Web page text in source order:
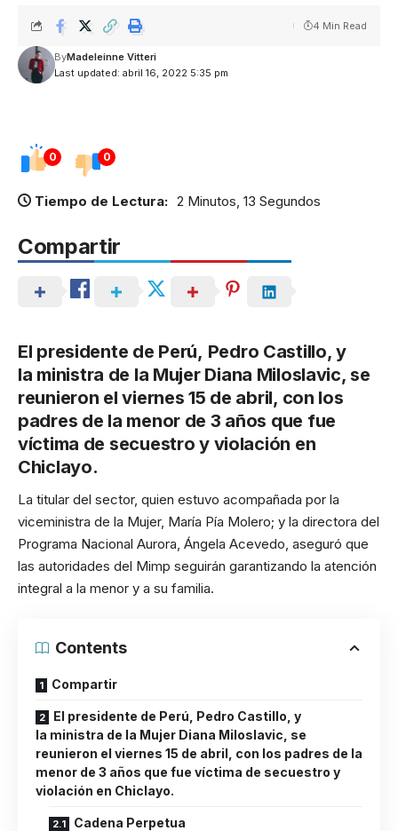
Last updated: abril 16, 2022 5:35 pm
ByMadeleinne Vitteri
4 Min Read
0 0
Tiempo de Lectura: 2 Minutos, 13 Segundos
Compartir
El presidente de Perú, Pedro Castillo, y
la ministra de la Mujer Diana Miloslavic, se
reunieron el viernes 15 de abril, con los
padres de la menor de 3 años que fue
víctima de secuestro y violación en
Chiclayo.
La titular del sector, quien estuvo acompañada por la
viceministra de la Mujer, María Pía Molero; y la directora del
Programa Nacional Aurora, Ángela Acevedo, aseguró que
las autoridades del Mimp seguirán garantizando la atención
integral a la menor y a su familia.
Contents
Compartir
El presidente de Perú, Pedro Castillo, y
la ministra de la Mujer Diana Miloslavic, se
reunieron el viernes 15 de abril, con los padres de la
menor de 3 años que fue víctima de secuestro y
violación en Chiclayo.
Cadena Perpetua